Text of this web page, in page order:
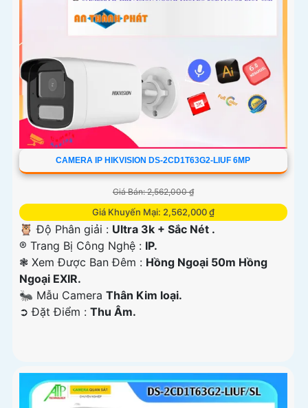
CAMERA IP HIKVISION DS-2CD1T63G2-LIUF 6MP
Giá Bán: 2,562,000 ₫
Giá Khuyến Mại: 2,562,000 ₫
🦉 Độ Phân giải : Ultra 3k + Sắc Nét .
®️ Trang Bị Công Nghệ : IP.
❃ Xem Được Ban Đêm : Hồng Ngoại 50m Hồng
Ngoại EXIR.
🐜 Mẫu Camera Thân Kim loại.
️➲ Đặt Điểm : Thu Âm.